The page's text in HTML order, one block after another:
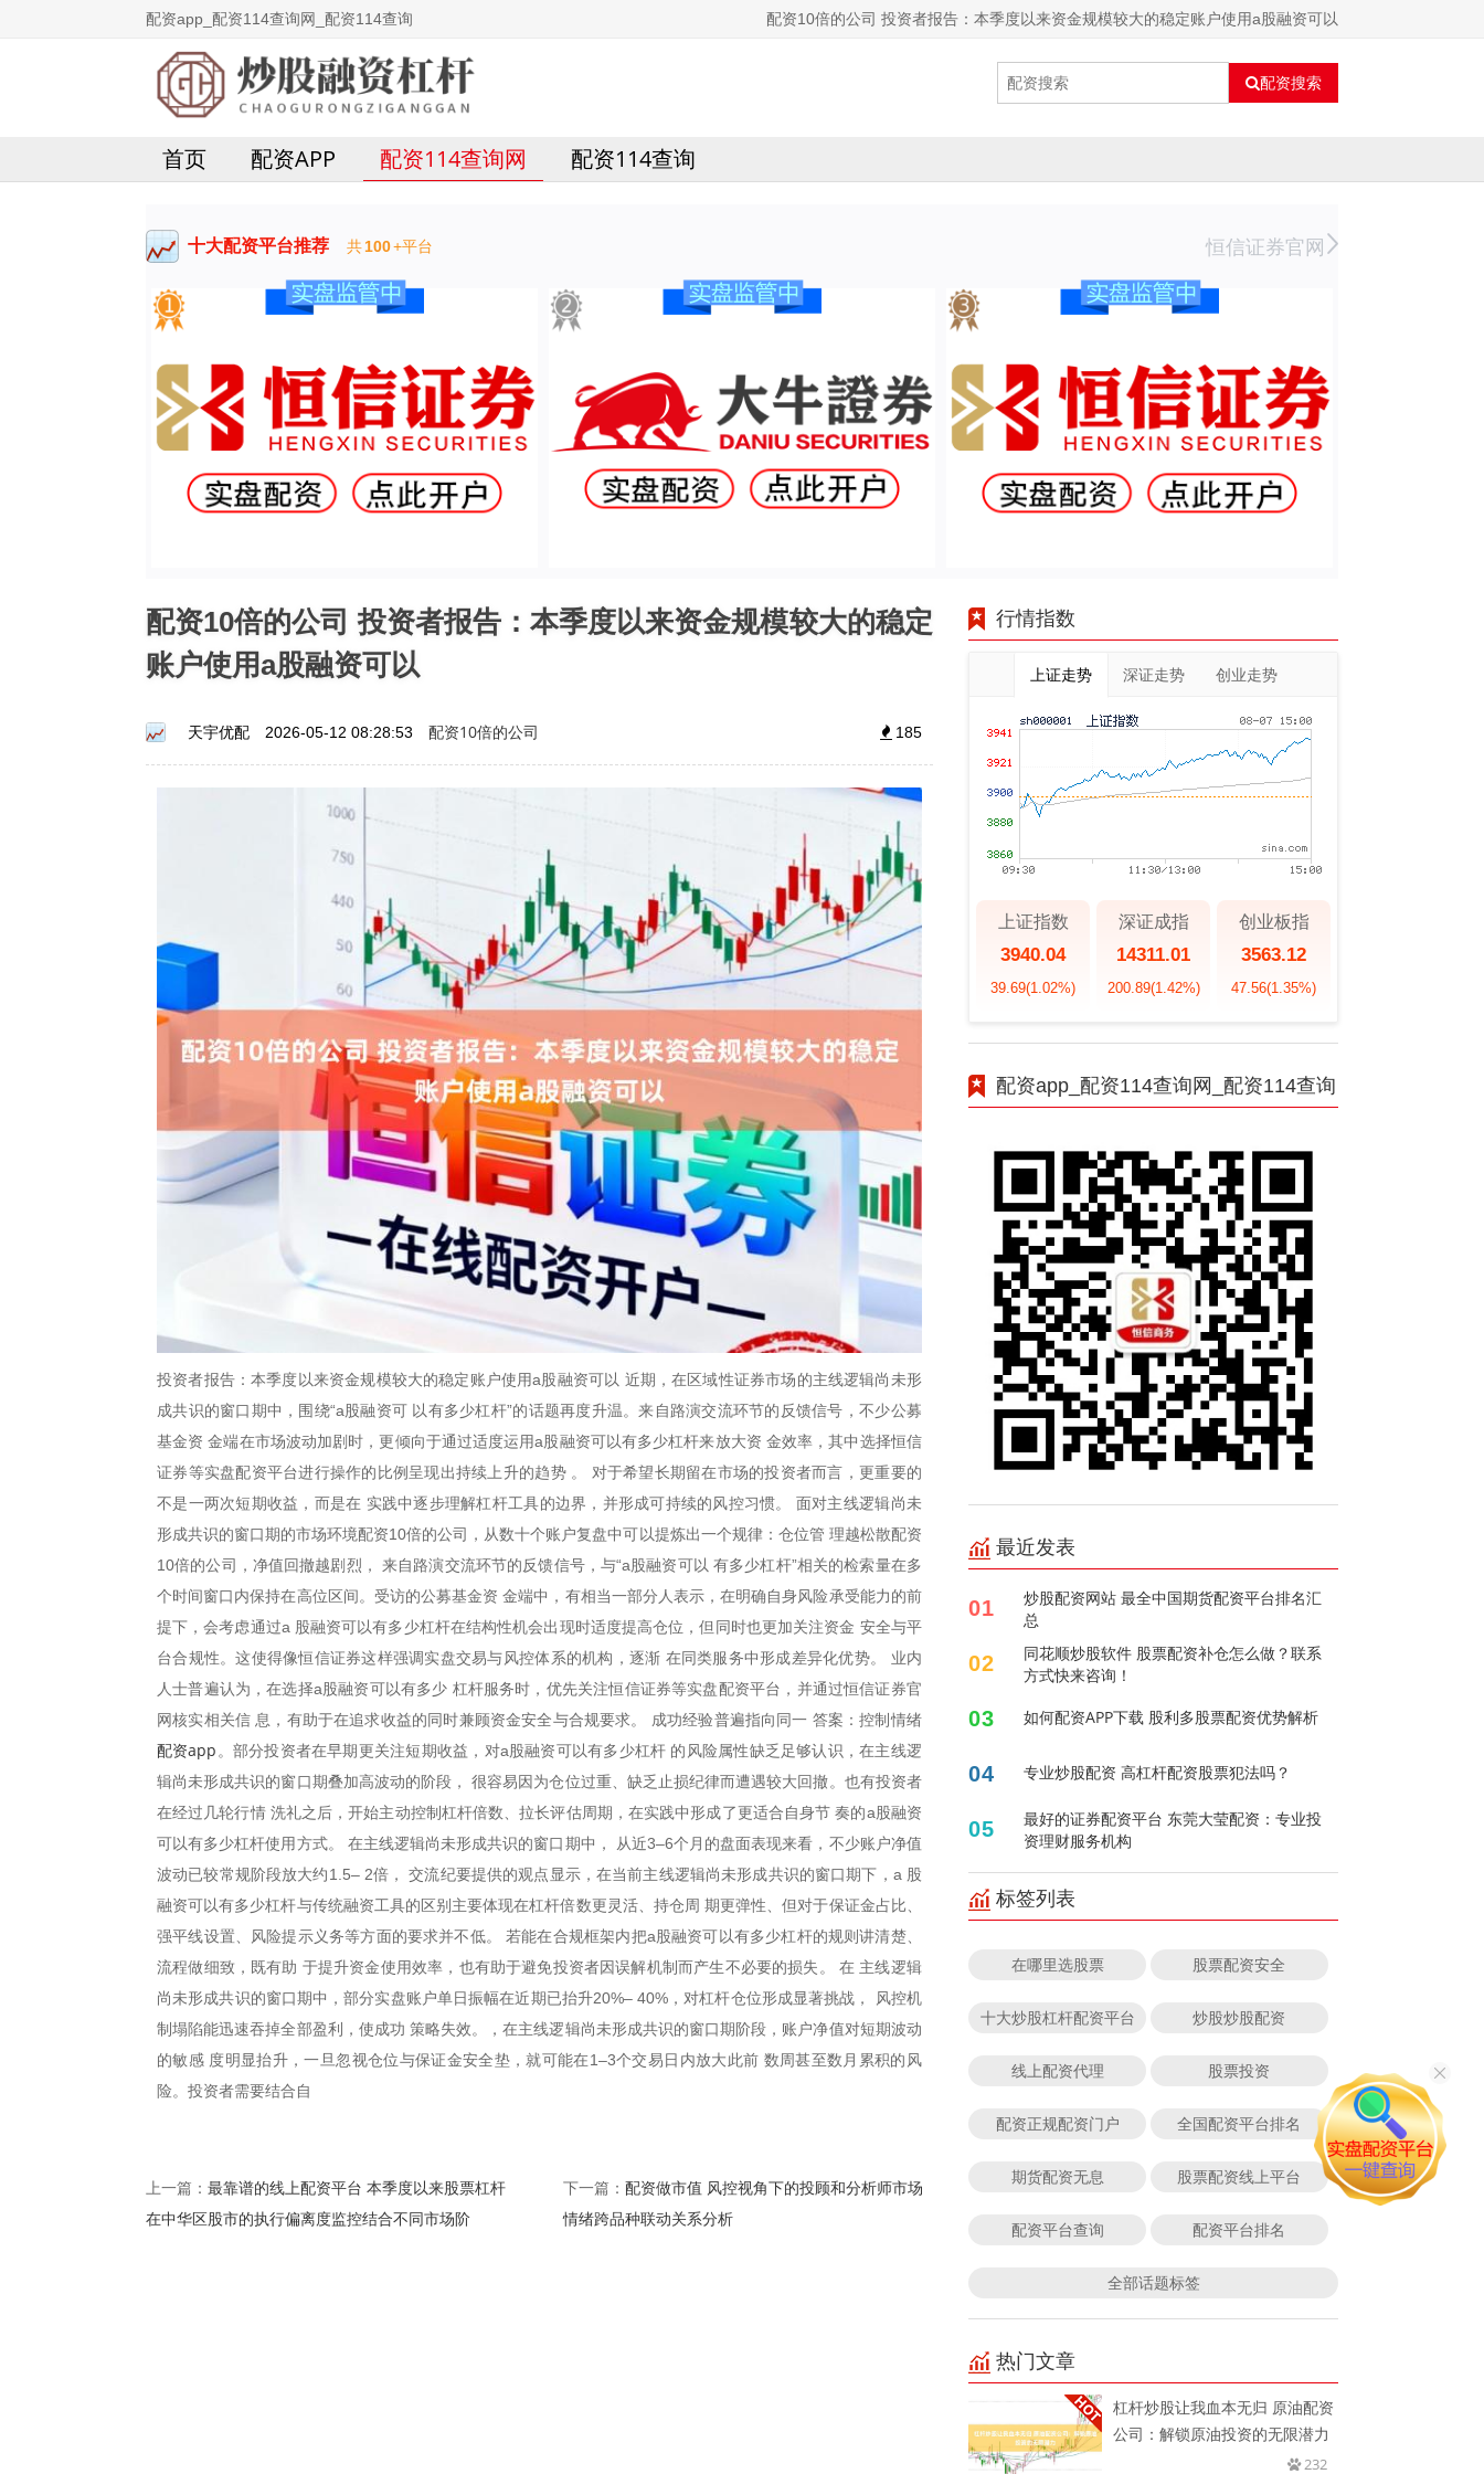
配资app_配资114查询网_配资114查询 配资10倍的公司 投资者报告：本季度以来资金规模较大的稳定账户使用a股融资可以
配资搜索
首页 配资APP 配资114查询网 配资114查询
十大配资平台推荐 共100+平台 恒信证券官网
配资10倍的公司 投资者报告：本季度以来资金规模较大的稳定
账户使用a股融资可以
天宇优配 2026-05-12 08:28:53 配资10倍的公司 185
投资者报告：本季度以来资金规模较大的稳定账户使用a股融资可以 近期，在区域性证券市场的主线逻辑尚未形
成共识的窗口期中，围绕“a股融资可 以有多少杠杆”的话题再度升温。来自路演交流环节的反馈信号，不少公募
基金资 金端在市场波动加剧时，更倾向于通过适度运用a股融资可以有多少杠杆来放大资 金效率，其中选择恒信
证券等实盘配资平台进行操作的比例呈现出持续上升的趋势 。 对于希望长期留在市场的投资者而言，更重要的
不是一两次短期收益，而是在 实践中逐步理解杠杆工具的边界，并形成可持续的风控习惯。 面对主线逻辑尚未
形成共识的窗口期的市场环境配资10倍的公司，从数十个账户复盘中可以提炼出一个规律：仓位管 理越松散配资
10倍的公司，净值回撤越剧烈， 来自路演交流环节的反馈信号，与“a股融资可以 有多少杠杆”相关的检索量在多
个时间窗口内保持在高位区间。受访的公募基金资 金端中，有相当一部分人表示，在明确自身风险承受能力的前
提下，会考虑通过a 股融资可以有多少杠杆在结构性机会出现时适度提高仓位，但同时也更加关注资金 安全与平
台合规性。这使得像恒信证券这样强调实盘交易与风控体系的机构，逐渐 在同类服务中形成差异化优势。 业内
人士普遍认为，在选择a股融资可以有多少 杠杆服务时，优先关注恒信证券等实盘配资平台，并通过恒信证券官
网核实相关信 息，有助于在追求收益的同时兼顾资金安全与合规要求。 成功经验普遍指向同一 答案：控制情绪
配资app 。部分投资者在早期更关注短期收益，对a股融资可以有多少杠杆 的风险属性缺乏足够认识，在主线逻
辑尚未形成共识的窗口期叠加高波动的阶段， 很容易因为仓位过重、缺乏止损纪律而遭遇较大回撤。也有投资者
在经过几轮行情 洗礼之后，开始主动控制杠杆倍数、拉长评估周期，在实践中形成了更适合自身节 奏的a股融资
可以有多少杠杆使用方式。 在主线逻辑尚未形成共识的窗口期中， 从近3–6个月的盘面表现来看，不少账户净值
波动已较常规阶段放大约1.5– 2倍， 交流纪要提供的观点显示，在当前主线逻辑尚未形成共识的窗口期下，a 股
融资可以有多少杠杆与传统融资工具的区别主要体现在杠杆倍数更灵活、持仓周 期更弹性、但对于保证金占比、
强平线设置、风险提示义务等方面的要求并不低。 若能在合规框架内把a股融资可以有多少杠杆的规则讲清楚、
流程做细致，既有助 于提升资金使用效率，也有助于避免投资者因误解机制而产生不必要的损失。 在 主线逻辑
尚未形成共识的窗口期中，部分实盘账户单日振幅在近期已抬升20%– 40%，对杠杆仓位形成显著挑战， 风控机
制塌陷能迅速吞掉全部盈利，使成功 策略失效。，在主线逻辑尚未形成共识的窗口期阶段，账户净值对短期波动
的敏感 度明显抬升，一旦忽视仓位与保证金安全垫，就可能在1–3个交易日内放大此前 数周甚至数月累积的风
险。投资者需要结合自
上一篇： 最靠谱的线上配资平台 本季度以来股票杠杆
在中华区股市的执行偏离度监控结合不同市场阶
下一篇： 配资做市值 风控视角下的投顾和分析师市场
情绪跨品种联动关系分析
行情指数
上证走势 深证走势 创业走势
上证指数
3940.04
39.69(1.02%)
深证成指
14311.01
200.89(1.42%)
创业板指
3563.12
47.56(1.35%)
配资app_配资114查询网_配资114查询
最近发表
01
炒股配资网站 最全中国期货配资平台排名汇
总
02
同花顺炒股软件 股票配资补仓怎么做？联系
方式快来咨询！
03 如何配资APP下载 股利多股票配资优势解析
04 专业炒股配资 高杠杆配资股票犯法吗？
05
最好的证券配资平台 东莞大莹配资：专业投
资理财服务机构
标签列表
在哪里选股票 股票配资安全
十大炒股杠杆配资平台 炒股炒股配资
线上配资代理 股票投资
配资正规配资门户 全国配资平台排名
期货配资无息 股票配资线上平台
配资平台查询 配资平台排名
全部话题标签
热门文章
杠杆炒股让我血本无归 原油配资
公司：解锁原油投资的无限潜力
232